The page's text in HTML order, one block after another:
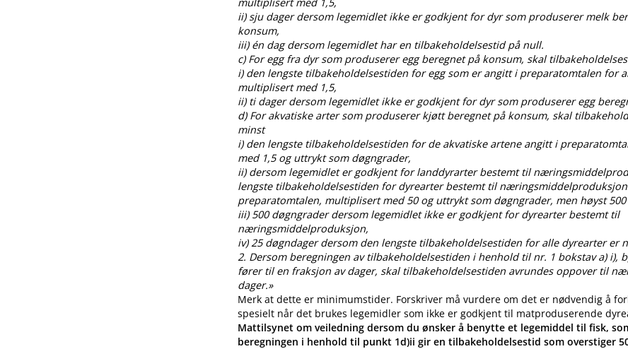
ii) sju dager dersom legemidlet ikke er godkjent for dyr som produserer melk
konsum,
iii) én dag dersom legemidlet har en tilbakeholdelsestid på null.
c) For egg fra dyr som produserer egg beregnet på konsum, skal
i) den lengste tilbakeholdelsestiden for egg som er angitt i preparatomtalen for
multiplisert med 1,5,
ii) ti dager dersom legemidlet ikke er godkjent for dyr som produserer egg
d) For akvatiske arter som produserer kjøtt beregnet på konsum, skal
minst
i) den lengste tilbakeholdelsestiden for de akvatiske artene angitt i
med 1,5 og uttrykt som døgngrader,
ii) dersom legemidlet er godkjent for landdyrarter bestemt til
lengste tilbakeholdelsestiden for dyrearter bestemt til
preparatomtalen, multiplisert med 50 og uttrykt som døgngrader, men høyst
iii) 500 døgngrader dersom legemidlet ikke er godkjent for dyrearter bestemt til
næringsmiddelproduksjon,
iv) 25 døgndager dersom den lengste tilbakeholdelsestiden for alle dyrearter er
2. Dersom beregningen av tilbakeholdelsestiden i henhold til nr. 1 bokstav a) i),
fører til en fraksjon av dager, skal tilbakeholdelsestiden avrundes oppover til
dager.»
Merk at dette er minimumstider. Forskriver må vurdere om det er nødvendig å
spesielt når det brukes legemidler som ikke er godkjent til matproduserende
Mattilsynet om veiledning dersom du ønsker å benytte et legemiddel til fisk,
beregningen i henhold til punkt 1d)ii gir en tilbakeholdelsestid som overstiger